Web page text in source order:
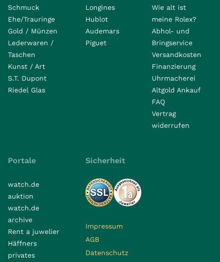
Schmuck
Ehe/Trauringe
Gold / Münzen
Lederwaren /
Taschen
Kunst / Art
S.T. Dupont
Riedel Glas
Longines
Hublot
Audemars
Piguet
Wie alt ist
meine Rolex?
Abhol- und
Bringservice
Versandkosten
Finanzierung
Uhrmacherei
Altgold Ankauf
FAQ
Vertrag
widerrufen
Portale
watch.de
auktion
watch.de
archive
Rent a juwelier
Häffners
privates
Sicherheit
Impressum
AGB
Datenschutz